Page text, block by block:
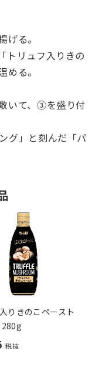
げる。
トリュフ入りきの
める。
いて、③を盛り付
グ」と刻んだ「パ
りきのこペースト
280g
税抜